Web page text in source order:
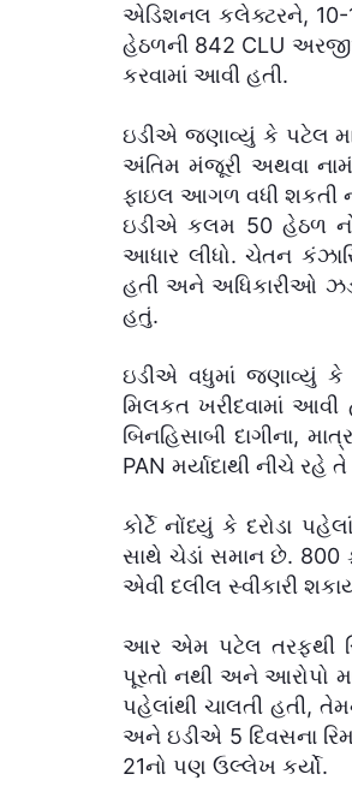
એડિશનલ કલેક્ટરને, 10-
હેઠળની 842 CLU
કરવામાં આવી હતી.
ઇડીએ જણાવ્યું કે પટેલ
અંતિમ મંજૂરી અથવા
ફાઇલ આગળ વધી શકતી
ઇડીએ કલમ 50 હેઠળ
આધાર લીધો. ચેતન
હતી અને અધિકારીઓ
હતું.
ઇડીએ વધુમાં જણાવ્યું કે
મિલકત ખરીદવામાં આવી
બિનહિસાબી દાગીના,
PAN મર્યાદાથી નીચે રહે
કોર્ટે નોંધ્યું કે દરોડા
સાથે ચેડાં સમાન છે. 800
એવી દલીલ સ્વીકારી
આર એમ પટેલ તરફથી
પૂરતો નથી અને આરોપો
પહેલાંથી ચાલતી હતી,
અને ઇડીએ 5 દિવસના
21નો પણ ઉલ્લેખ કર્યો.